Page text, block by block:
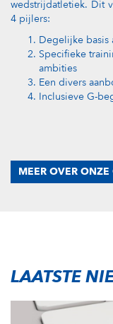
wedstrijdatletiek. Dit
4 pijlers:
Degelijke
Specifieke
ambities
Een divers
Inclusieve G-
MEER OVER ONZE
LAATSTE